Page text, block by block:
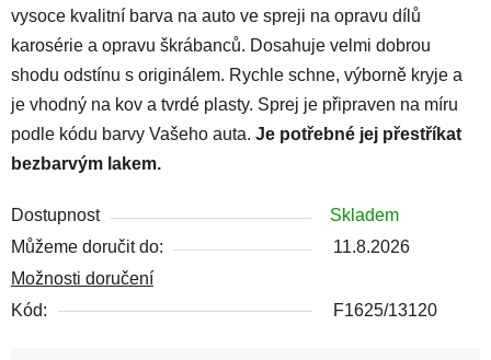
vysoce kvalitní barva na auto ve spreji na opravu dílů
karosérie a opravu škrábanců. Dosahuje velmi dobrou
shodu odstínu s originálem. Rychle schne, výborně kryje a
je vhodný na kov a tvrdé plasty. Sprej je připraven na míru
podle kódu barvy Vašeho auta. Je potřebné jej přestříkat
bezbarvým lakem.
Dostupnost
Skladem
Můžeme doručit do:
11.8.2026
Možnosti doručení
Kód:
F1625/13120